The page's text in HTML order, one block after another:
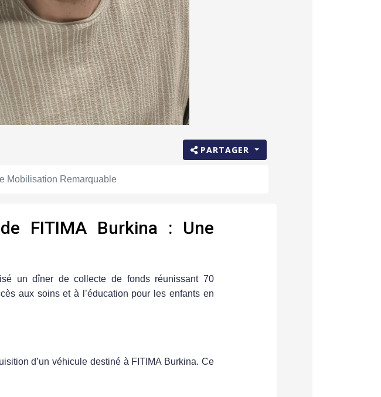
PARTAGER
Mobilisation Remarquable
FITIMA Burkina : Une
undîner de collecte de fondsréunissant 70
aux soins et à l’éducation pour les enfants en
d’unvéhicule destiné à FITIMA Burkina. Ce